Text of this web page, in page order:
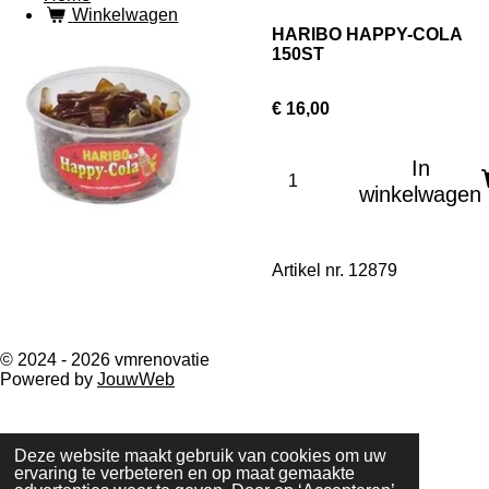
Deze website maakt gebruik van cookies om uw
ervaring te verbeteren en op maat gemaakte
Winkelwagen
HARIBO HAPPY-COLA
150ST
€ 16,00
In
winkelwagen
Artikel nr. 12879
© 2024 - 2026 vmrenovatie
Powered by JouwWeb